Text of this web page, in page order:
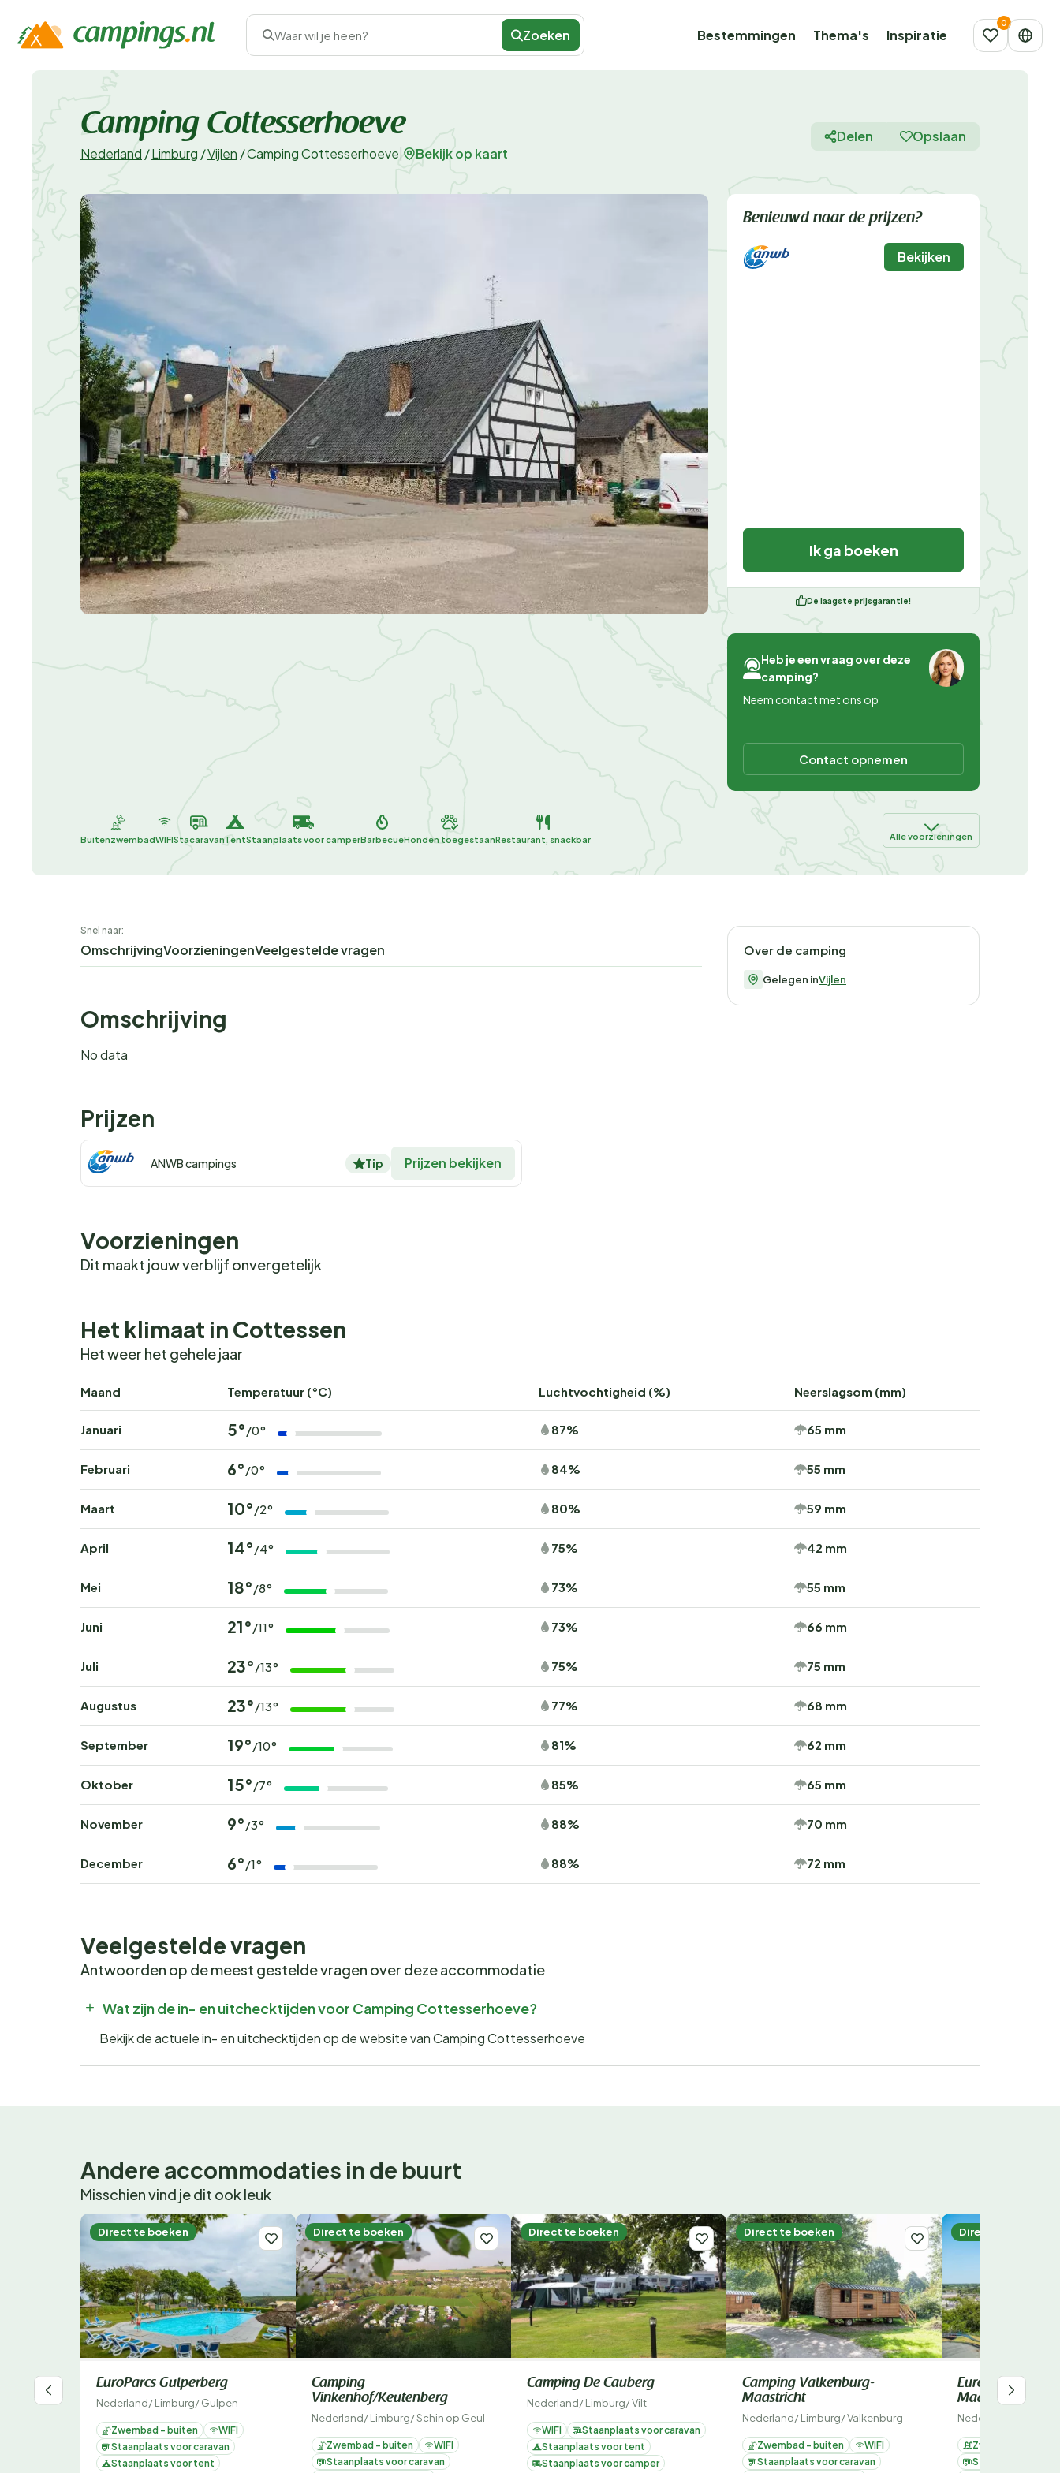
Waar wil je heen? Zoeken Bestemmingen Thema's Inspiratie
Camping Cottesserhoeve
Nederland /Limburg /Vijlen /Camping Cottesserhoeve Bekijk op kaart
Delen Opslaan
Benieuwd naar de prijzen?
Bekijken
Ik ga boeken
De laagste prijsgarantie!
Heb je een vraag over deze
camping?
Neem contact met ons op
Contact opnemen
BuitenzwembadWIFIStacaravanTentStaanplaats voor camperBarbecueHonden toegestaanRestaurant, snackbar Alle voorzieningen
Snel naar:
OmschrijvingVoorzieningenVeelgestelde vragen
Omschrijving
No data
Over de camping
Gelegen inVijlen
Prijzen
ANWB campings Tip Prijzen bekijken
Voorzieningen
Dit maakt jouw verblijf onvergetelijk
Het klimaat in Cottessen
Het weer het gehele jaar
Maand Temperatuur (°C) Luchtvochtigheid (%) Neerslagsom (mm)
Januari 5° /0° 87% 65 mm
Februari 6° /0° 84% 55 mm
Maart 10° /2° 80% 59 mm
April 14° /4° 75% 42 mm
Mei 18° /8° 73% 55 mm
Juni 21° /11° 73% 66 mm
Juli 23° /13° 75% 75 mm
Augustus 23° /13° 77% 68 mm
September 19° /10° 81% 62 mm
Oktober 15° /7° 85% 65 mm
November 9° /3° 88% 70 mm
December 6° /1° 88% 72 mm
Veelgestelde vragen
Antwoorden op de meest gestelde vragen over deze accommodatie
Wat zijn de in- en uitchecktijden voor Camping Cottesserhoeve?
Bekijk de actuele in- en uitchecktijden op de website van Camping Cottesserhoeve
Andere accommodaties in de buurt
Misschien vind je dit ook leuk
Direct te boeken
EuroParcs Gulperberg
Nederland/Limburg/Gulpen
Zwembad - buiten
WIFI
Staanplaats voor caravan
Staanplaats voor tent
Direct te boeken
Camping
Vinkenhof/Keutenberg
Nederland/Limburg/Schin op Geul
Zwembad - buiten
WIFI
Staanplaats voor caravan
Direct te boeken
Camping De Cauberg
Nederland/Limburg/Vilt
WIFI
Staanplaats voor caravan
Staanplaats voor tent
Staanplaats voor camper
Direct te boeken
Camping Valkenburg-
Maastricht
Nederland/Limburg/Valkenburg
Zwembad - buiten
WIFI
Staanplaats voor caravan
Direct te boeken
EuroParcs Poort
Maastricht
Nederland
Zwembad - binnen
Staanplaats voor